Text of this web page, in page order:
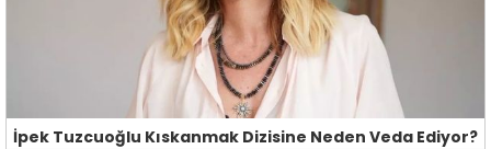
İpek Tuzcuoğlu Kıskanmak Dizisine Neden Veda Ediyor?